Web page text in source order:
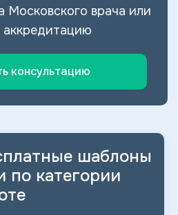
Московского врача или
аккредитацию
консультацию
шаблоны
по категории